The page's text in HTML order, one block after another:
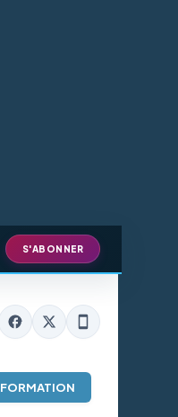
S'ABONNER
FORMATION